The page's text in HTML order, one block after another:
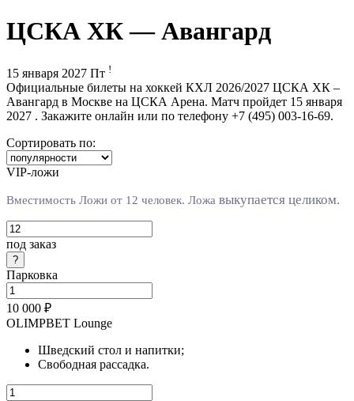
ЦСКА ХК — Авангард
15 января 2027 Пт !
Официальные билеты на хоккей КХЛ 2026/2027 ЦСКА ХК –
Авангард в Москве на ЦСКА Арена. Матч пройдет 15 января
2027 . Закажите онлайн или по телефону +7 (495) 003-16-69.
Сортировать по:
VIP-ложи
Вместимость Ложи от 12 человек. Ложа выкупается целиком.
под заказ
Парковка
10 000 ₽
OLIMPBET Lounge
Шведский стол и напитки;
Свободная рассадка.